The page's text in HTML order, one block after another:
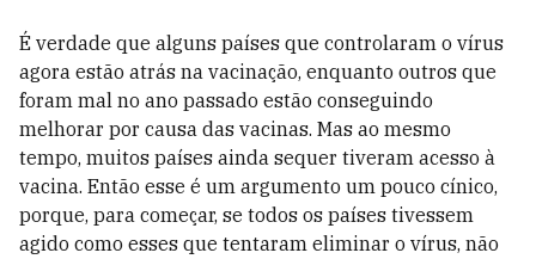
É verdade que alguns países que controlaram o vírus
agora estão atrás na vacinação, enquanto outros que
foram mal no ano passado estão conseguindo
melhorar por causa das vacinas. Mas ao mesmo
tempo, muitos países ainda sequer tiveram acesso à
vacina. Então esse é um argumento um pouco cínico,
porque, para começar, se todos os países tivessem
agido como esses que tentaram eliminar o vírus, não